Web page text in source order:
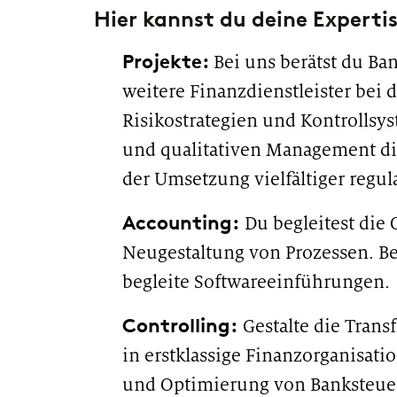
Hier kannst du deine
Projekte: Bei uns berätst du
weitere Finanzdienstleister bei
Risikostrategien und
und qualitativen Management
der Umsetzung vielfältiger
Accounting: Du begleitest die
Neugestaltung von Prozessen.
begleite Softwareeinführungen.
Controlling: Gestalte die
in erstklassige
und Optimierung von